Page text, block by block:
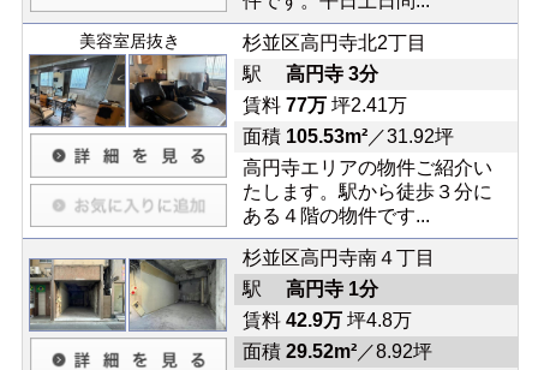
美容室居抜き
杉並区高円寺北2丁目
駅 高円寺 3分
賃料 77万坪2.41万
面積 105.53m²／31.92坪
高円寺エリアの物件ご紹介い
たします。駅から徒歩３分に
ある４階の物件です...
杉並区高円寺南４丁目
駅 高円寺 1分
賃料 42.9万坪4.8万
面積 29.52m²／8.92坪